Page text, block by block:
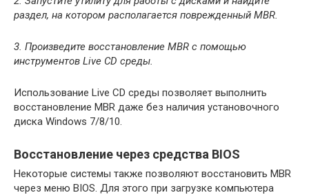
раздел, на котором располагается поврежденный MBR.
3. Произведите восстановление MBR с помощью
инструментов Live CD среды.
Использование Live CD среды позволяет выполнить
восстановление MBR даже без наличия установочного
диска Windows 7/8/10.
Восстановление через средства BIOS
Некоторые системы также позволяют восстановить MBR
через меню BIOS. Для этого при загрузке компьютера